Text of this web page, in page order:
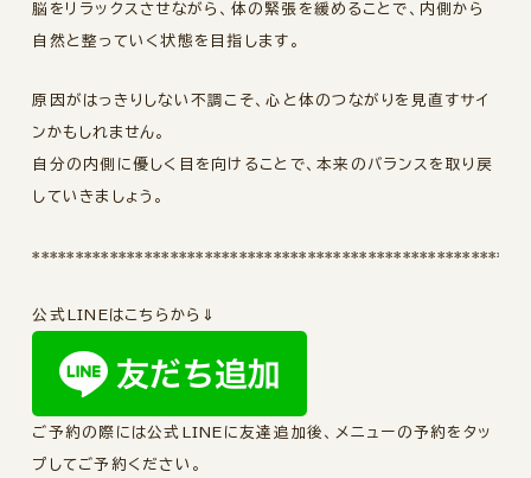
脳をリラックスさせながら、体の緊張を緩めることで、内側から
自然と整っていく状態を目指します。
原因がはっきりしない不調こそ、心と体のつながりを見直すサイ
ンかもしれません。
自分の内側に優しく目を向けることで、本来のバランスを取り戻
していきましょう。
公式LINEはこちらから⇓
ご予約の際には公式LINEに友達追加後、メニューの予約をタッ
プしてご予約ください。